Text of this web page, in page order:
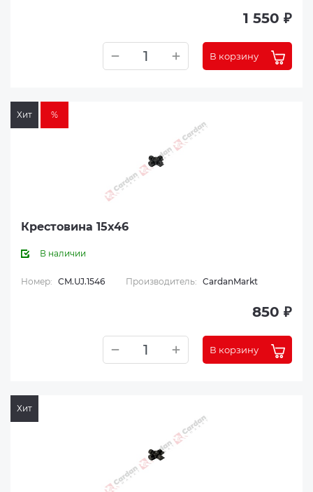
1 550 ₽
В корзину
Хит %
Крестовина 15x46
В наличии
Номер: CM.UJ.1546 Производитель: CardanMarkt
850 ₽
В корзину
Хит